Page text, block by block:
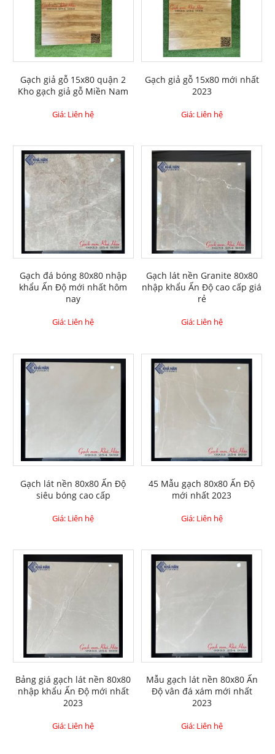
Gạch giả gỗ 15x80 quận 2
Kho gạch giả gỗ Miền Nam
Giá: Liên hệ
Gạch giả gỗ 15x80 mới nhất
2023
Giá: Liên hệ
Gạch đá bóng 80x80 nhập
khẩu Ấn Độ mới nhất hôm
nay
Giá: Liên hệ
Gạch lát nền Granite 80x80
nhập khẩu Ấn Độ cao cấp giá
rẻ
Giá: Liên hệ
Gạch lát nền 80x80 Ấn Độ
siêu bóng cao cấp
Giá: Liên hệ
45 Mẫu gạch 80x80 Ấn Độ
mới nhất 2023
Giá: Liên hệ
Bảng giá gạch lát nền 80x80
nhập khẩu Ấn Độ mới nhất
2023
Giá: Liên hệ
Mẫu gạch lát nền 80x80 Ấn
Độ vân đá xám mới nhất
2023
Giá: Liên hệ